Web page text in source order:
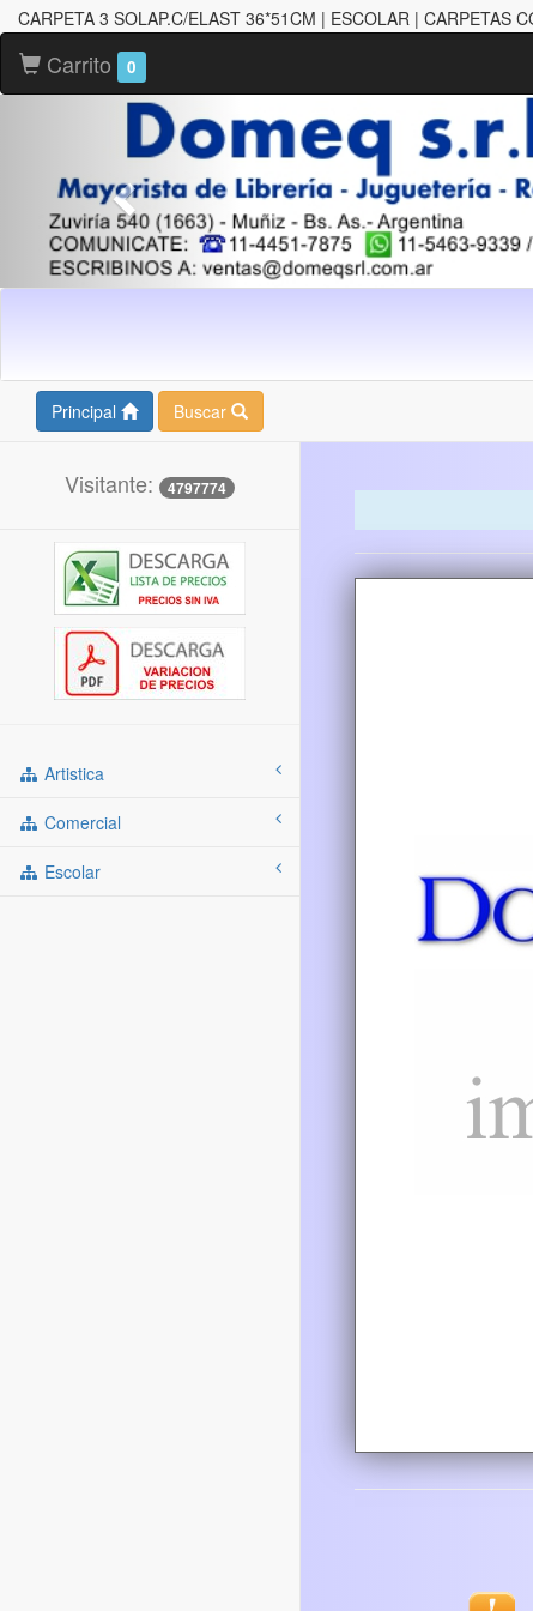
CARPETA 3 SOLAP.C/ELAST 36*51CM | ESCOLAR | CARPETAS
Carrito 0
Principal Buscar
Visitante: 4797774
Artistica
Comercial
Escolar